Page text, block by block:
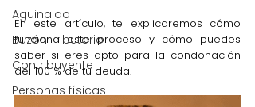
Aguinaldo
Buzón Tributario
Contribuyente
Personas físicas
En este artículo, te explicaremos cómo
funciona este proceso y cómo puedes
saber si eres apto para la condonación
del 100 % de tu deuda.